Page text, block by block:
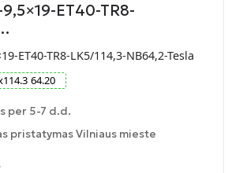
ET40-TR8-
ET40-TR8-LK5/114,3-NB64,2-Tesla
114.3 64.20
per 5-7 d.d.
pristatymas Vilniaus mieste